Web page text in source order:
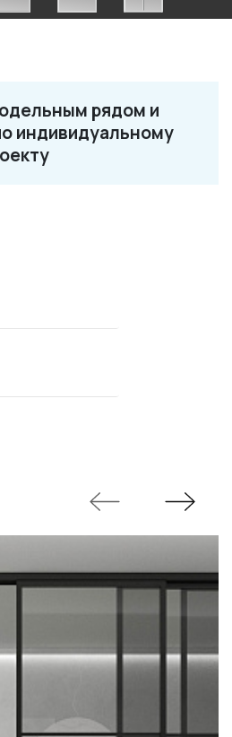
14
рядом и
индивидуальному